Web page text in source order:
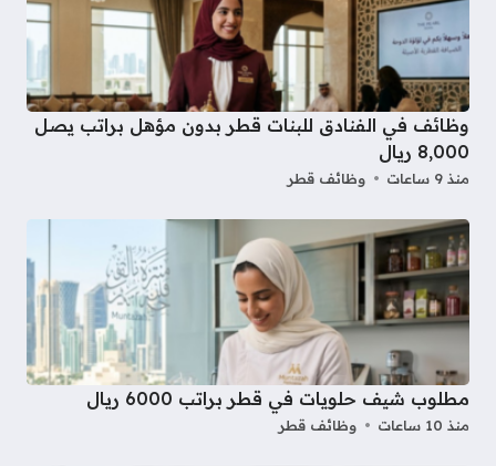
وظائف في الفنادق للبنات قطر بدون مؤهل براتب يصل
8,000 ريال
منذ 9 ساعات وظائف قطر
مطلوب شيف حلويات في قطر براتب 6000 ريال
منذ 10 ساعات وظائف قطر